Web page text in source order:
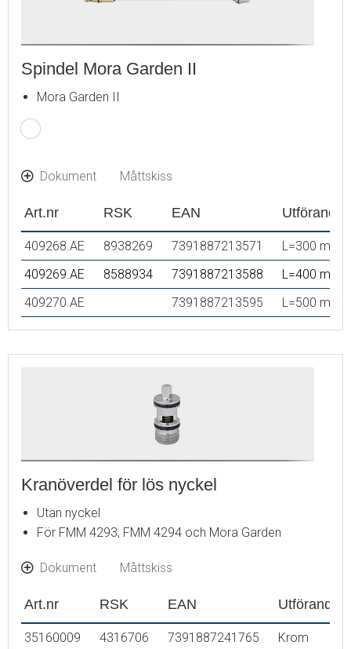
Spindel Mora Garden II
Mora Garden II
Dokument Måttskiss
Art.nr RSK EAN Utförande
409268.AE 8938269 7391887213571
L=300 mm
409269.AE
8588934 7391887213588
L=400 mm
409270.AE
7391887213595 L=500 mm
Kranöverdel för lös nyckel
Utan nyckel
För FMM 4293, FMM 4294 och Mora Garden
Dokument Måttskiss
Art.nr RSK EAN Utförande
35160009 4316706 7391887241765 Krom